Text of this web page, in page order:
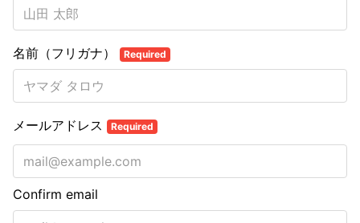
名前（フリガナ） Required
メールアドレス Required
Confirm email